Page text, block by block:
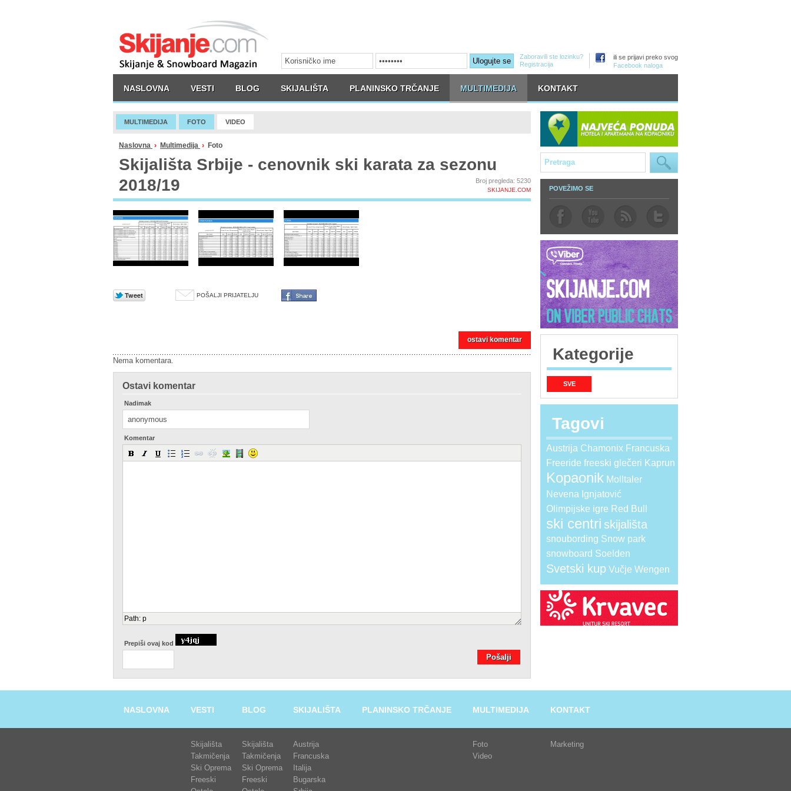
Ulogujte se
Zaboravili ste lozinku?
Registracija
ili se prijavi preko svog
Facebook naloga
NASLOVNA VESTI BLOG SKIJALIŠTA PLANINSKO TRČANJE MULTIMEDIJA KONTAKT
MULTIMEDIJA FOTO VIDEO
Naslovna › Multimedija › Foto
Skijališta Srbije - cenovnik ski karata za sezonu
2018/19
Broj pregleda: 5230
SKIJANJE.COM
POŠALJI PRIJATELJU
ostavi komentar
Nema komentara.
Ostavi komentar
Nadimak
Komentar
Path: p
Prepiši ovaj kod
Pošalji
POVEŽIMO SE
Kategorije
SVE
Tagovi
Austrija Chamonix Francuska
Freeride freeski glečeri Kaprun
Kopaonik Molltaler
Nevena Ignjatović
Olimpijske igre Red Bull
ski centri skijališta
snoubording Snow park
snowboard Soelden
Svetski kup Vučje Wengen
NASLOVNA VESTI
Skijališta
Takmičenja
Ski Oprema
Freeski
BLOG
Skijališta
Takmičenja
Ski Oprema
Freeski
SKIJALIŠTA
Austrija
Francuska
Italija
Bugarska
PLANINSKO TRČANJE MULTIMEDIJA
Foto
Video
KONTAKT
Marketing